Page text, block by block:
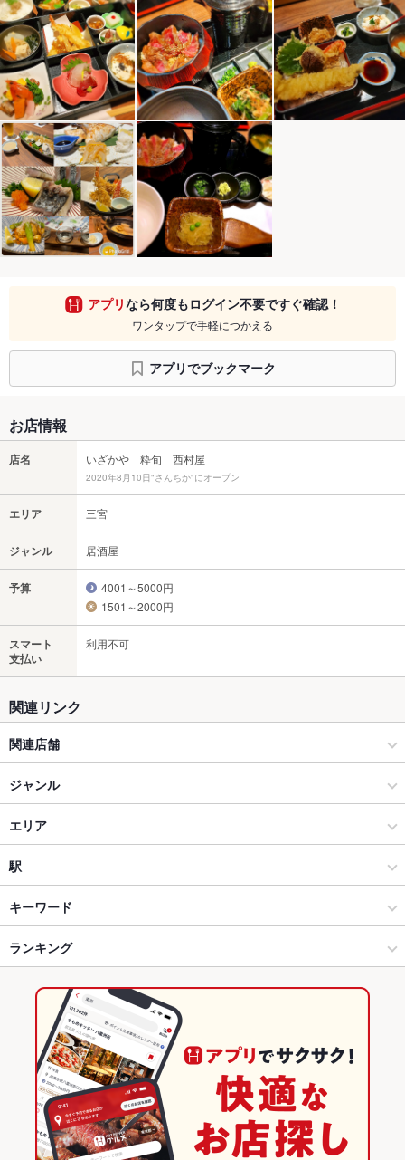
アプリなら何度もログイン不要ですぐ確認！
ワンタップで手軽につかえる
アプリでブックマーク
お店情報
店名 いざかや 粋旬 西村屋
2020年8月10日"さんちか"にオープン
エリア 三宮
ジャンル 居酒屋
予算
4001～5000円
1501～2000円
スマート
支払い
利用不可
関連リンク
関連店舗
西村屋
西村屋 和味旬彩
西村屋 和楽
西村屋 白鷺館
ジャンル
居酒屋
和風
神戸 × 居酒屋
神戸 × 和風
神戸三宮駅 × 居酒屋
神戸三宮駅 × 和風
エリア
三宮
三宮 × 居酒屋
三宮 × 和風
兵庫 × 居酒屋
兵庫 × 和風
駅
三ノ宮駅
三宮・花時計前駅
神戸三宮駅
キーワード
カニ料理
ランキング
兵庫のグルメランキング
兵庫の居酒屋ランキング
神戸のグルメランキング
神戸の居酒屋ランキング
三宮のグルメランキング